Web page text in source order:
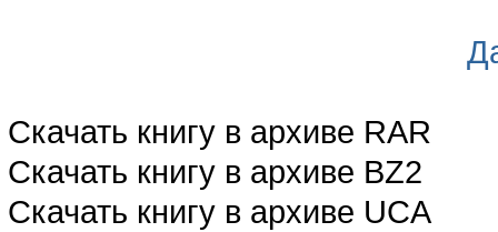
Скачать книгу в архиве RAR
Скачать книгу в архиве BZ2
Скачать книгу в архиве UCA